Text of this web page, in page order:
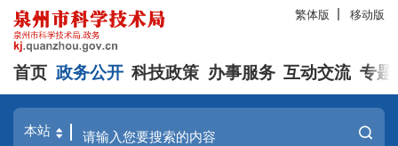
繁体版 移动版
首页 政务公开 科技政策 办事服务 互动交流 专题